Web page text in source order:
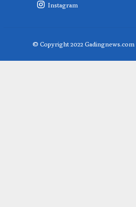
Instagram
© Copyright 2022 Gadingnews.com